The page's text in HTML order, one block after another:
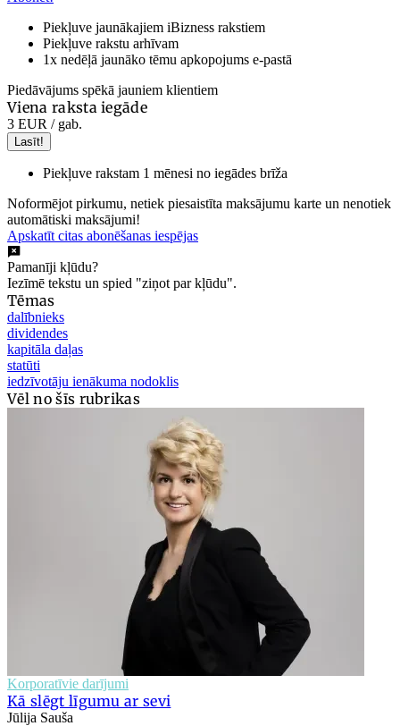
Piekļuve jaunākajiem iBizness rakstiem
Piekļuve rakstu arhīvam
1x nedēļā jaunāko tēmu apkopojums e-pastā
Piedāvājums spēkā jauniem klientiem
Viena raksta iegāde
3 EUR / gab.
Lasīt!
Piekļuve rakstam 1 mēnesi no iegādes brīža
Noformējot pirkumu, netiek piesaistīta maksājumu karte un nenotiek
automātiski maksājumi!
Apskatīt citas abonēšanas iespējas
Pamanīji kļūdu?
Iezīmē tekstu un spied "ziņot par kļūdu".
Tēmas
dalībnieks
dividendes
kapitāla daļas
statūti
iedzīvotāju ienākuma nodoklis
Vēl no šīs rubrikas
Korporatīvie darījumi
Kā slēgt līgumu ar sevi
Jūlija Sauša